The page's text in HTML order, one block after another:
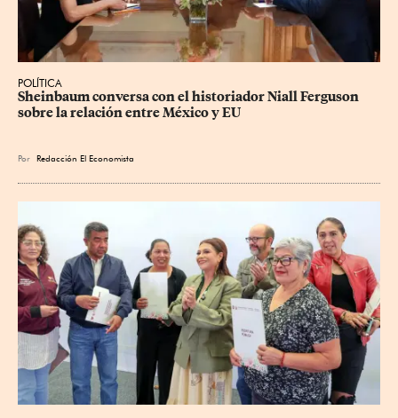
POLÍTICA
Sheinbaum conversa con el historiador Niall Ferguson
sobre la relación entre México y EU
Por Redacción El Economista